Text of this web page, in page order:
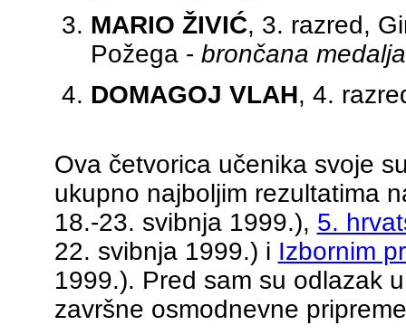
MARIO ŽIVIĆ, 3. razred,
Požega - brončana medalja
DOMAGOJ VLAH, 4.
Ova četvorica učenika svoje
ukupno najboljim rezultatima
18.-23. svibnja 1999.), 5.
22. svibnja 1999.) i Izbornim
1999.). Pred sam su odlazak
završne osmodnevne